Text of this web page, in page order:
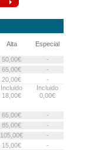
Alta
Especial
50,00€
-
65,00€
-
20,00€
-
Incluido
Incluido
18,00€
0,00€
65,00€
-
85,00€
-
105,00€
-
15,00€ -